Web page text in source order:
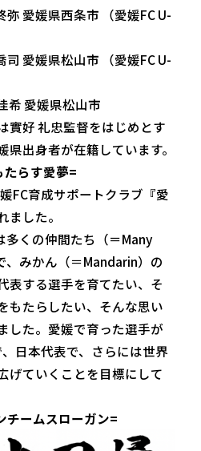
愛媛県西条市 （愛媛FC U-
愛媛県松山市 （愛媛FC U-
希 愛媛県松山市
實好 礼忠監督をはじめとす
県出身者が在籍しています。
たらす愛夢=
FC育成サポートクラブ『愛
ました。
多くの仲間たち（＝Many
、みかん（＝Mandarin）の
表する選手を育てたい、そ
もたらしたい、そんな思い
した。愛媛で育った選手が
日本代表で、さらには世界
げていくことを目標にして
チームスローガン=